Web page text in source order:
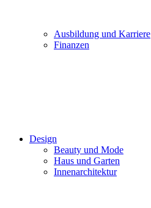
Ausbildung und Karriere
Finanzen
Design
Beauty und Mode
Haus und Garten
Innenarchitektur